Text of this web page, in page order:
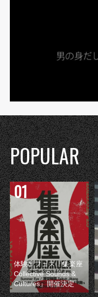
POPULAR
体験型フェス『集楽座
Collective Sounds &
Cultures』開催決定